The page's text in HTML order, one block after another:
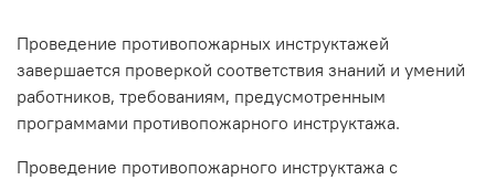
Проведение противопожарных инструктажей
завершается проверкой соответствия знаний и умений
работников, требованиям, предусмотренным
программами противопожарного инструктажа.
Проведение противопожарного инструктажа с